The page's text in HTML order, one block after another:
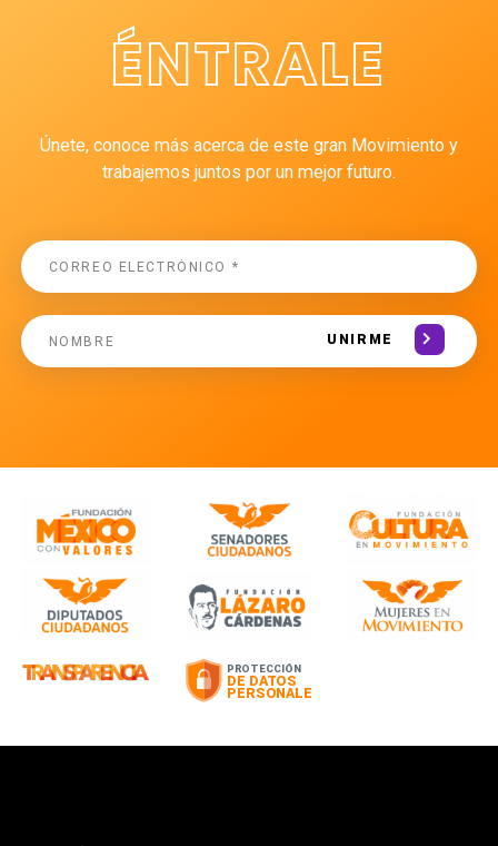
ÉNTRALE
Únete, conoce más acerca de este gran Movimiento y
trabajemos juntos por un mejor futuro.
UNIRME